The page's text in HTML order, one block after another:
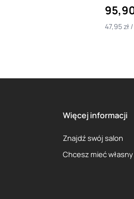
47,95 zł
Więcej informacji
Znajdź swój salon
Chcesz mieć